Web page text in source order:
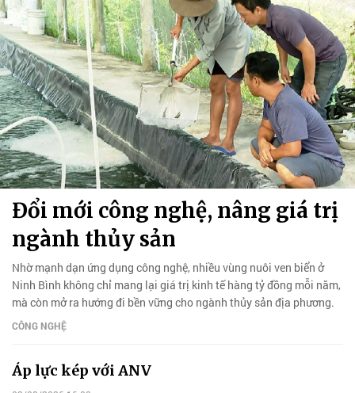
Đổi mới công nghệ, nâng giá trị
ngành thủy sản
Nhờ mạnh dạn ứng dụng công nghệ, nhiều vùng nuôi ven biển ở
Ninh Bình không chỉ mang lại giá trị kinh tế hàng tỷ đồng mỗi năm,
mà còn mở ra hướng đi bền vững cho ngành thủy sản địa phương.
CÔNG NGHỆ
Áp lực kép với ANV